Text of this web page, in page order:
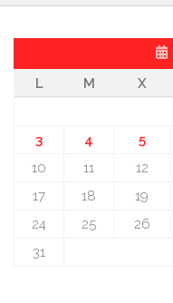
L
M X
3
4 5
10
11 12
17
18 19
24
25 26
31